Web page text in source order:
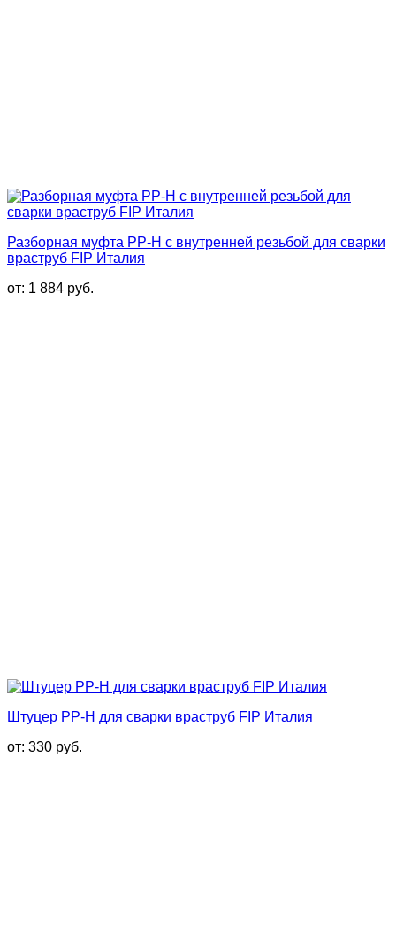
Разборная муфта PP-H с внутренней резьбой для сварки
враструб FIP Италия
от: 1 884 руб.
Штуцер PP-H для сварки враструб FIP Италия
от: 330 руб.